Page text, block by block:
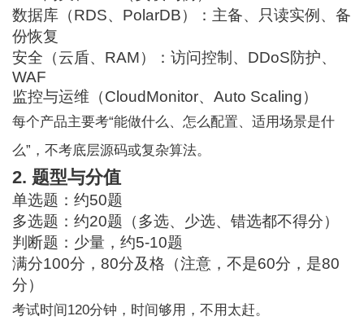
数据库（RDS、PolarDB）：主备、只读实例、备
份恢复
安全（云盾、RAM）：访问控制、DDoS防护、
WAF
监控与运维（CloudMonitor、Auto Scaling）
每个产品主要考“能做什么、怎么配置、适用场景是什
么”，不考底层源码或复杂算法。
2. 题型与分值
单选题：约50题
多选题：约20题（多选、少选、错选都不得分）
判断题：少量，约5-10题
满分100分，80分及格（注意，不是60分，是80
分）
考试时间120分钟，时间够用，不用太赶。